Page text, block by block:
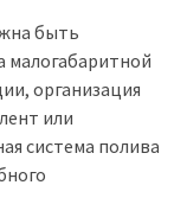
быть
малогабаритной
организация
или
система полива